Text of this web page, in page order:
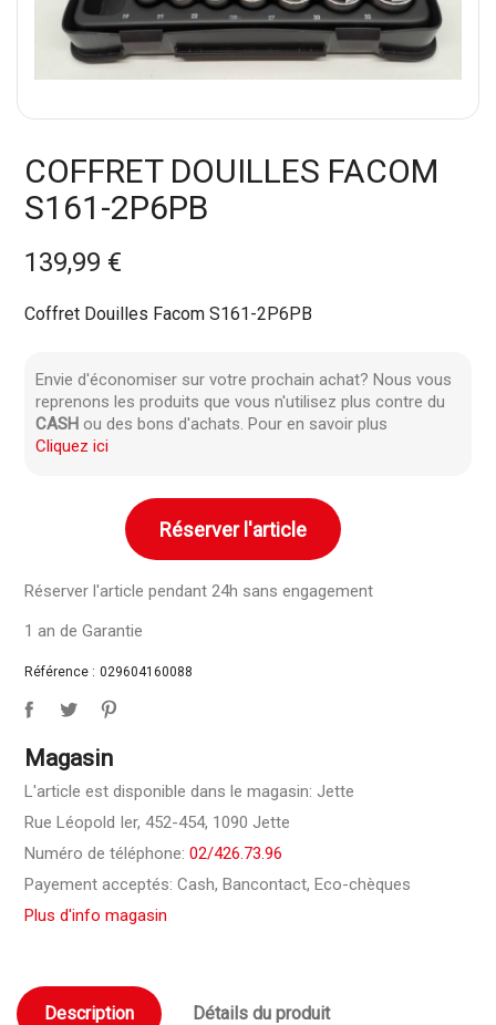
COFFRET DOUILLES FACOM
S161-2P6PB
139,99 €
Coffret Douilles Facom S161-2P6PB
Envie d'économiser sur votre prochain achat? Nous vous
reprenons les produits que vous n'utilisez plus contre du
CASH ou des bons d'achats. Pour en savoir plus
Cliquez ici
Réserver l'article
Réserver l'article pendant 24h sans engagement
1 an de Garantie
Référence : 029604160088
Magasin
L'article est disponible dans le magasin: Jette
Rue Léopold Ier, 452-454, 1090 Jette
Numéro de téléphone:02/426.73.96
Payement acceptés: Cash, Bancontact, Eco-chèques
Plus d'info magasin
Description Détails du produit